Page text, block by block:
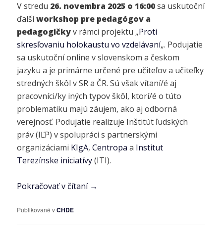
V stredu 26. novembra 2025 o 16:00sa uskutoční
ďalšíworkshop pre pedagógov a
pedagogičkyv rámci projektu „Proti
skresľovaniu holokaustu vo vzdelávaní„. Podujatie
sa uskutoční online v slovenskom a českom
jazyku a je primárne určené pre učiteľov a učiteľky
stredných škôl v SR a ČR. Sú však vítaní/é aj
pracovníci/ky iných typov škôl, ktorí/é o túto
problematiku majú záujem, ako aj odborná
verejnosť. Podujatie realizuje Inštitút ľudských
práv (IĽP) v spolupráci s partnerskými
organizáciami KIgA,Centropa a Institut
Terezínske iniciatívy(ITI).
Pokračovať v čítaní →
Publikované vCHDE